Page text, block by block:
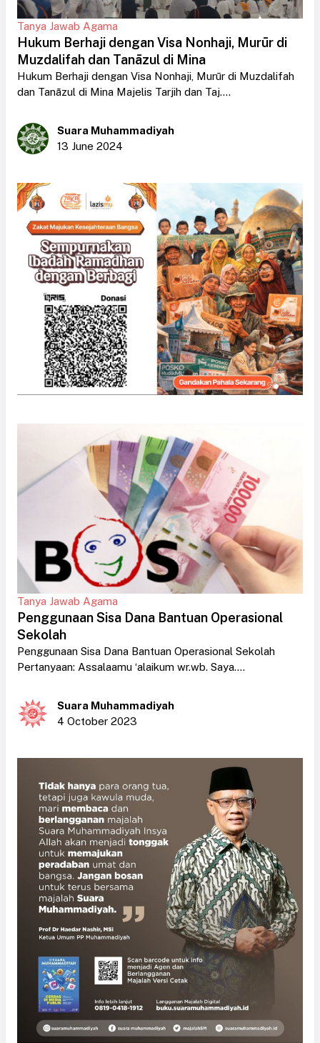
Tanya Jawab Agama
Hukum Berhaji dengan Visa Nonhaji, Murūr di
Muzdalifah dan Tanāzul di Mina
Hukum Berhaji dengan Visa Nonhaji, Murūr di Muzdalifah
dan Tanāzul di Mina Majelis Tarjih dan Taj....
Suara Muhammadiyah
13 June 2024
Tanya Jawab Agama
Penggunaan Sisa Dana Bantuan Operasional
Sekolah
Penggunaan Sisa Dana Bantuan Operasional Sekolah
Pertanyaan: Assalaamu ‘alaikum wr.wb. Saya....
Suara Muhammadiyah
4 October 2023